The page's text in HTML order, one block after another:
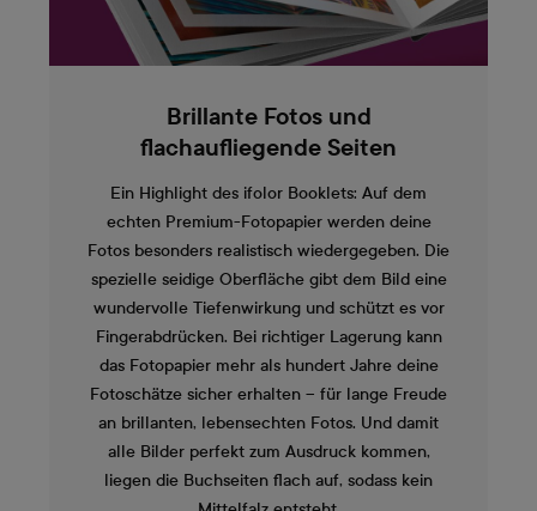
Brillante Fotos und
flachaufliegende Seiten
Ein Highlight des ifolor Booklets: Auf dem
echten Premium-Fotopapier werden deine
Fotos besonders realistisch wiedergegeben. Die
spezielle seidige Oberfläche gibt dem Bild eine
wundervolle Tiefenwirkung und schützt es vor
Fingerabdrücken. Bei richtiger Lagerung kann
das Fotopapier mehr als hundert Jahre deine
Fotoschätze sicher erhalten – für lange Freude
an brillanten, lebensechten Fotos. Und damit
alle Bilder perfekt zum Ausdruck kommen,
liegen die Buchseiten flach auf, sodass kein